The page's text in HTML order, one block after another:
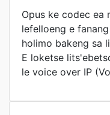
Opus ke codec ea
lefelloeng e
holimo bakeng sa
E loketse
le voice over IP